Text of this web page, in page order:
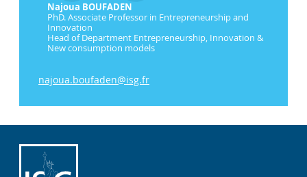
Najoua BOUFADEN
PhD. Associate Professor in Entrepreneurship and
Innovation
Head of Department Entrepreneurship, Innovation &
New consumption models
najoua.boufaden@isg.fr